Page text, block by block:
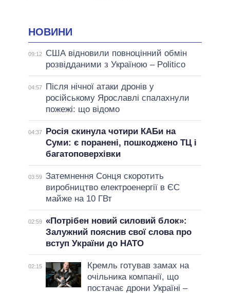
НОВИНИ
09:12
США відновили повноцінний обмін
розвідданими з Україною – Politico
04:57
Після нічної атаки дронів у
російському Ярославлі спалахнули
пожежі: що відомо
04:37
Росія скинула чотири КАБи на
Суми: є поранені, пошкоджено ТЦ і
багатоповерхівки
03:59 Затемнення Сонця скоротить
виробництво електроенергії в ЄС
майже на 10 ГВт
02:59 «Потрібен новий силовий блок»:
Залужний пояснив свої слова про
вступ України до НАТО
02:15
Кремль готував замах на
очільника компанії, що
постачає дрони Україні –